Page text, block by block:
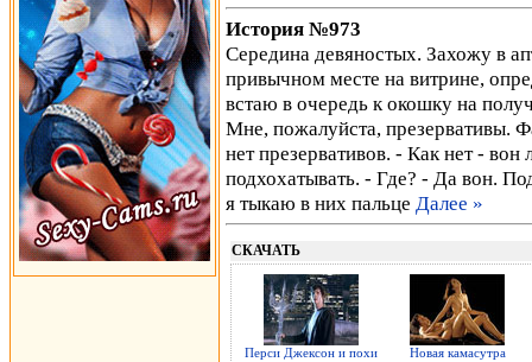
История №973
Середина девяностых. Захожу в
привычном месте на витрине,
встаю в очередь к окошку на
Мне, пожалуйста, презервативы.
нет презервативов. - Как нет -
подхохатывать. - Где? - Да вон.
я тыкаю в них пальце Далее »
СКАЧАТЬ
Перси Джексон и похи Новая камасутра